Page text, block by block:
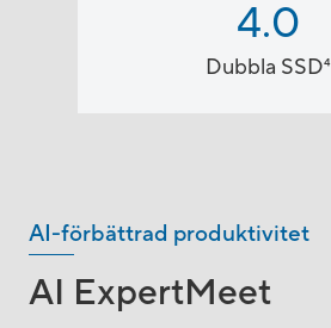
4.0
Dubbla SSD4
AI-förbättrad produktivitet
AI ExpertMeet